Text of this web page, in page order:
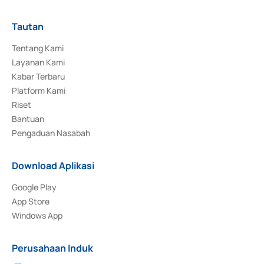
Tautan
Tentang Kami
Layanan Kami
Kabar Terbaru
Platform Kami
Riset
Bantuan
Pengaduan Nasabah
Download Aplikasi
Google Play
App Store
Windows App
Perusahaan Induk